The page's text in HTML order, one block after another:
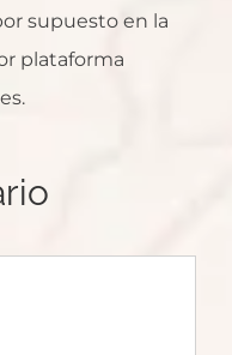
supuesto en la
plataforma